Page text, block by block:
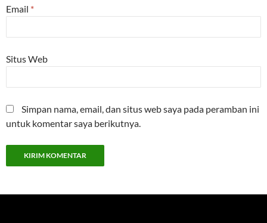
Email *
Situs Web
Simpan nama, email, dan situs web saya pada peramban ini
untuk komentar saya berikutnya.